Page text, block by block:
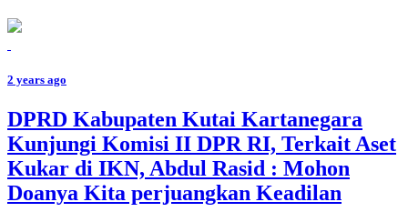
2 years ago
DPRD Kabupaten Kutai Kartanegara
Kunjungi Komisi II DPR RI, Terkait Aset
Kukar di IKN, Abdul Rasid : Mohon
Doanya Kita perjuangkan Keadilan